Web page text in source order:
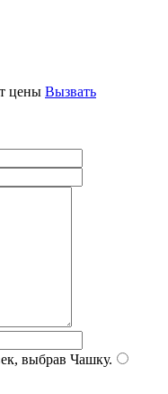
цены Вызвать
выбрав Чашку.